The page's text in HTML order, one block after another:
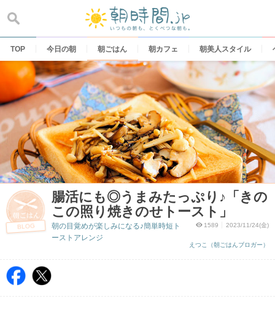
content
TOP 今日の朝 朝ごはん 朝カフェ 朝美人スタイル
BLOG
腸活にも◎うまみたっぷり♪「きの
この照り焼きのせトースト」
1589 2023/11/24(金)
えつこ（朝ごはんブロガー）
朝の目覚めが楽しみになる♪簡単時短ト
ーストアレンジ